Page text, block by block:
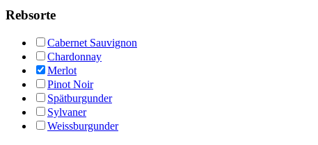
Rebsorte
Cabernet Sauvignon
Chardonnay
Merlot
Pinot Noir
Spätburgunder
Sylvaner
Weissburgunder